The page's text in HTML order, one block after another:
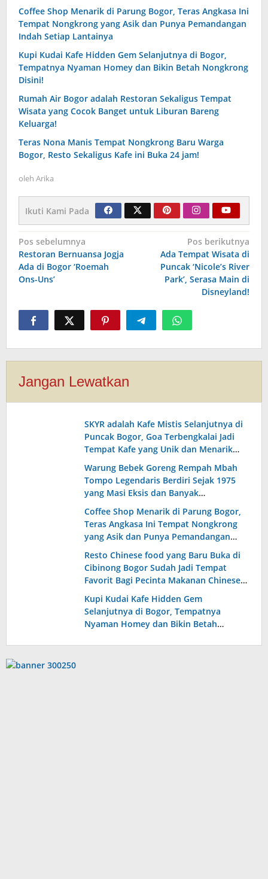
Coffee Shop Menarik di Parung Bogor, Teras Angkasa Ini
Tempat Nongkrong yang Asik dan Punya Pemandangan
Indah Setiap Lantainya
Kupi Kudai Kafe Hidden Gem Selanjutnya di Bogor,
Tempatnya Nyaman Homey dan Bikin Betah Nongkrong
Disini!
Rumah Air Bogor adalah Restoran Sekaligus Tempat
Wisata yang Cocok Banget untuk Liburan Bareng
Keluarga!
Teras Nona Manis Tempat Nongkrong Baru Warga
Bogor, Resto Sekaligus Kafe ini Buka 24 jam!
oleh Arika
Ikuti Kami Pada
Navigasi
pos
Pos sebelumnya
Restoran Bernuansa Jogja
Ada di Bogor ‘Roemah
Ons-Uns’
Pos berikutnya
Ada Tempat Wisata di
Puncak ‘Nicole’s River
Park’, Serasa Main di
Disneyland!
Jangan Lewatkan
SKYR adalah Kafe Mistis Selanjutnya di
Puncak Bogor, Goa Terbengkalai Jadi
Tempat Kafe yang Unik dan Menarik
dengan Pemandangan yang Indah!
Warung Bebek Goreng Rempah Mbah
Tompo Legendaris Berdiri Sejak 1975
yang Masi Eksis dan Banyak
Peminatnya Sampai Sekarang!
Coffee Shop Menarik di Parung Bogor,
Teras Angkasa Ini Tempat Nongkrong
yang Asik dan Punya Pemandangan
Indah Setiap Lantainya
Resto Chinese food yang Baru Buka di
Cibinong Bogor Sudah Jadi Tempat
Favorit Bagi Pecinta Makanan Chinese
Food, Tempatnya Luas Modern dan
Homey Banget!
Kupi Kudai Kafe Hidden Gem
Selanjutnya di Bogor, Tempatnya
Nyaman Homey dan Bikin Betah